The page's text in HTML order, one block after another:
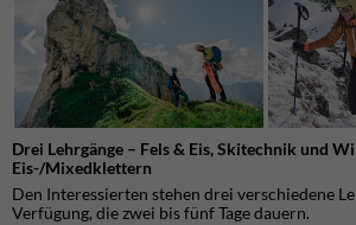
Drei Lehrgänge – Fels& Eis,Skitechnik und
Eis-/Mixedklettern
Den Interessierten stehen drei verschiedene
Verfügung, die zwei bis fünf Tage dauern.